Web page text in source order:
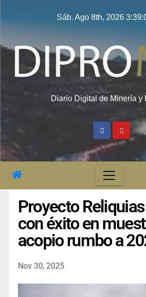
Sáb. Ago 8th, 2026
Diario Digital de Minería y
Proyecto
con éxito en
acopio rumbo a
Nov 30, 2025